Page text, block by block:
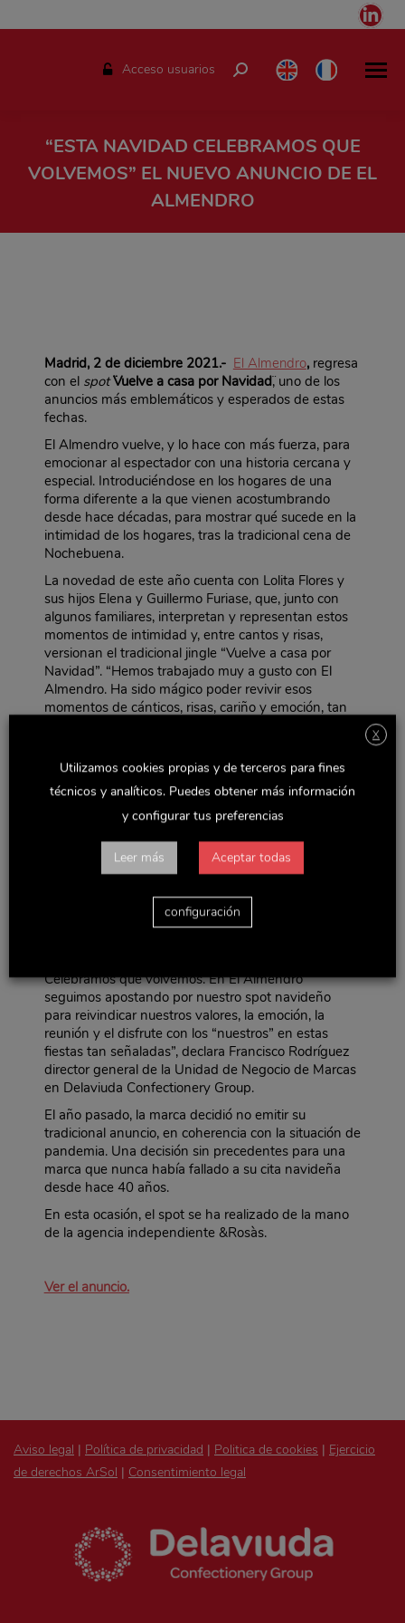
Acceso usuarios Buscar:
“ESTA NAVIDAD CELEBRAMOS QUE
VOLVEMOS” EL NUEVO ANUNCIO DE EL
ALMENDRO
Madrid, 2 de diciembre 2021.- El Almendro, regresa
con el spot ¨Vuelve a casa por Navidad¨, uno de los
anuncios más emblemáticos y esperados de estas
fechas.
El Almendro vuelve, y lo hace con más fuerza, para
emocionar al espectador con una historia cercana y
especial. Introduciéndose en los hogares de una
forma diferente a la que vienen acostumbrando
desde hace décadas, para mostrar qué sucede en la
intimidad de los hogares, tras la tradicional cena de
Nochebuena.
La novedad de este año cuenta con Lolita Flores y
sus hijos Elena y Guillermo Furiase, que, junto con
algunos familiares, interpretan y representan estos
momentos de intimidad y, entre cantos y risas,
versionan el tradicional jingle “Vuelve a casa por
Navidad”. “Hemos trabajado muy a gusto con El
Almendro. Ha sido mágico poder revivir esos
momentos de cánticos, risas, cariño y emoción, tan
Almendro celebra con optimismo la vuelta de su
emblemático anuncio, evocando los momentos
navideños de emoción y alegría, que no pudimos
vivir y disfrutar la pasada Navidad.
El Almendro “vuelve cada Navidad” a los hogares de
los espectadores, en esta ocasión, evoluciona su
tono de comunicación, transmitiendo que “volver a
casa” es además la alegría de disfrutar y vivir el
momento, es compartir y disfrutar de nuestros seres
Celebramos que volvemos. En El Almendro
seguimos apostando por nuestro spot navideño
para reivindicar nuestros valores, la emoción, la
reunión y el disfrute con los “nuestros” en estas
fiestas tan señaladas”, declara Francisco Rodríguez
director general de la Unidad de Negocio de Marcas
en Delaviuda Confectionery Group.
El año pasado, la marca decidió no emitir su
tradicional anuncio, en coherencia con la situación de
pandemia. Una decisión sin precedentes para una
marca que nunca había fallado a su cita navideña
desde hace 40 años.
En esta ocasión, el spot se ha realizado de la mano
de la agencia independiente &Rosàs.
Ver el anuncio.
Aviso legal | Política de privacidad | Politica de cookies | Ejercicio
de derechos ArSol | Consentimiento legal
X
Utilizamos cookies propias y de terceros para fines
técnicos y analíticos. Puedes obtener más información
y configurar tus preferencias
Leer más Aceptar todas
configuración